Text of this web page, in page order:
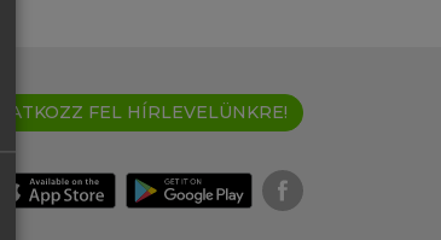
IRATKOZZ FEL HÍRLEVELÜNKRE!